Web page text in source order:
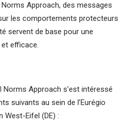
Approach, des messages
les comportements protecteurs
servent de base pour une
efficace.
Norms Approach s’est intéressé
suivants au sein de l’Eurégio
West-Eifel (DE) :